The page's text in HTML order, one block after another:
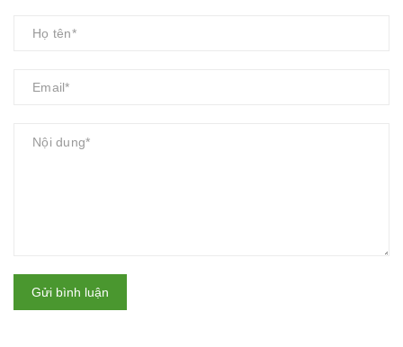
Gửi bình luận